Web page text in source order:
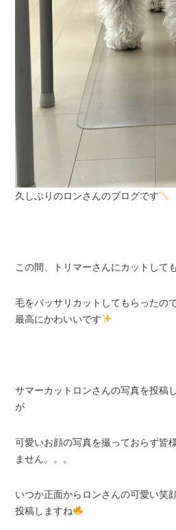
久しぶりのロンさんのブログです
この間、トリマーさんにカットして
毛をバッサリカットしてもらったの
最高にかわいいです
サマーカットロンさんの写真を投稿
が
可愛いお顔の写真を撮っておらず皆
ません。。。
いつか正面からロンさんの可愛い笑
投稿しますね